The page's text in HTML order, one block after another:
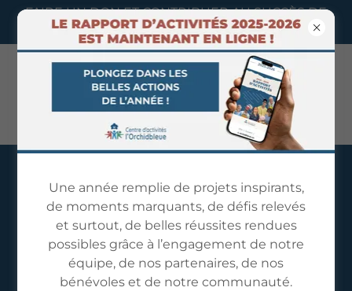
FAIRE UN DON ET CONTRIBUER AU SUCCÈS DE
NOTRE MISSION !
NOS SERVICES POUR
ADULTES DE 21 ANS
ET PLUS
Une année remplie de projets inspirants,
de moments marquants, de défis relevés
et surtout, de belles réussites rendues
possibles grâce à l’engagement de notre
équipe, de nos partenaires, de nos
bénévoles et de notre communauté.